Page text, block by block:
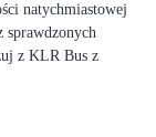
natychmiastowej
sprawdzonych
z KLR Bus z